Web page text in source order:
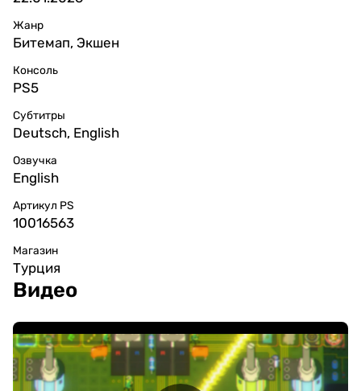
Жанр
Битемап, Экшен
Консоль
PS5
Субтитры
Deutsch, English
Озвучка
English
Артикул PS
10016563
Магазин
Турция
Видео